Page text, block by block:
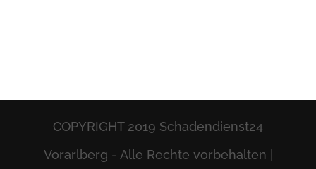
COPYRIGHT 2019 Schadendienst24
Vorarlberg - Alle Rechte vorbehalten |